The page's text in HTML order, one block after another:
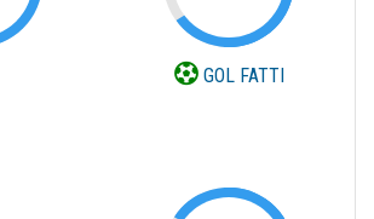
GOL FATTI